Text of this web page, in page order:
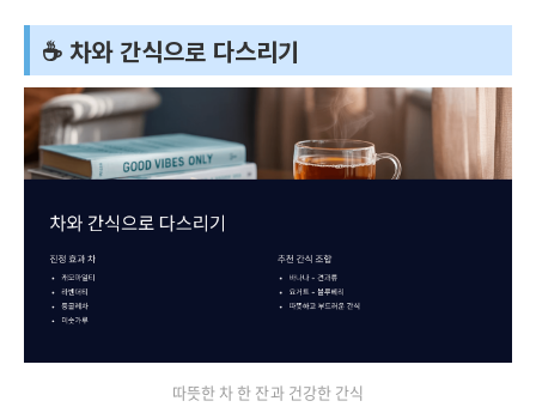
☕ 차와 간식으로 다스리기
따뜻한 차 한 잔과 건강한 간식